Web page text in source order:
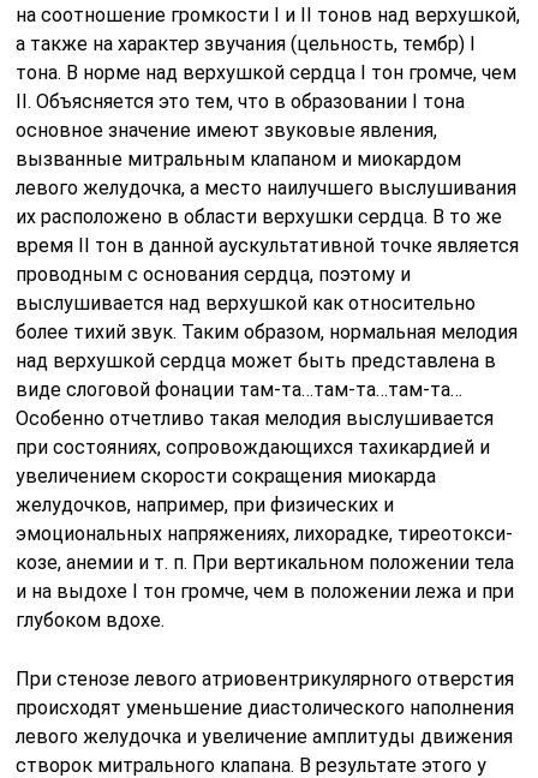
на соотно­шение громкости I и II тонов над верхушкой,
а также на характер звучания (цельность, тембр) I
тона. В норме над верхушкой сердца I тон громче, чем
II. Объясняется это тем, что в образовании I тона
основное значение имеют звуковые явления,
вызванные митральным клапаном и миокардом
левого желудочка, а место наилучшего выслу­шивания
их расположено в области верхушки сердца. В то же
время II тон в данной аускультативной точке является
проводным с основа­ния сердца, поэтому и
выслушивается над верхушкой как относитель­но
более тихий звук. Таким образом, нормальная мелодия
над верхушкой сердца может быть представлена в
виде слоговой фонации там-та…там-та…там-та…
Особенно отчетливо такая мелодия выслу­шивается
при состояниях, сопровождающихся тахикардией и
увели­чением скорости сокращения миокарда
желудочков, например, при физических и
эмоциональных напряжениях, лихорадке, тиреотокси­
козе, анемии и т. п. При вертикальном положении тела
и на выдохе I тон громче, чем в положении лежа и при
глубоком вдохе.
При стенозе левого атриовентрикулярного отверстия
происходят уменьшение диастолического наполнения
левого желудочка и увели­чение амплитуды движения
створок митрального клапана. В резуль­тате этого у